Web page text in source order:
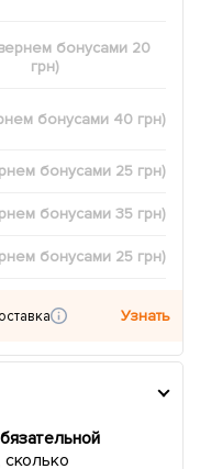
бонусами 20
грн)
бонусами 40 грн)
бонусами 25 грн)
бонусами35 грн)
бонусами 25 грн)
Узнать